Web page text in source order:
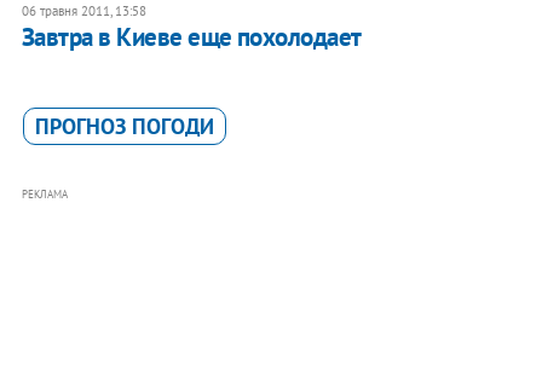
06 травня 2011, 13:58
Завтра в Киеве еще похолодает
ПРОГНОЗ ПОГОДИ
РЕКЛАМА